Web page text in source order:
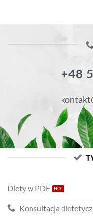
+48
Diety w PDF
Konsultacja